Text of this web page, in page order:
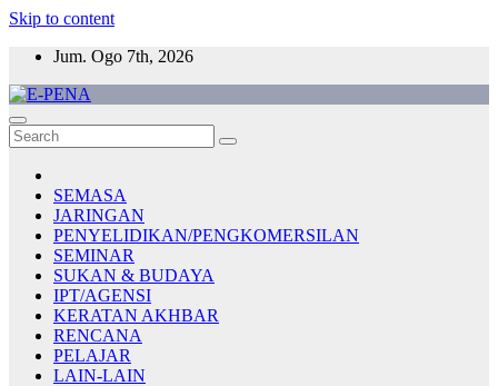
Skip to content
Jum. Ogo 7th, 2026
E-PENA
Berita Digital Terkini
SEMASA
JARINGAN
PENYELIDIKAN/PENGKOMERSILAN
SEMINAR
SUKAN & BUDAYA
IPT/AGENSI
KERATAN AKHBAR
RENCANA
PELAJAR
LAIN-LAIN